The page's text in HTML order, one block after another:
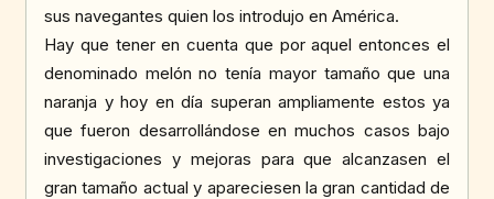
sus navegantes quien los introdujo en América.
Hay que tener en cuenta que por aquel entonces el
denominado melón no tenía mayor tamaño que una
naranja y hoy en día superan ampliamente estos ya
que fueron desarrollándose en muchos casos bajo
investigaciones y mejoras para que alcanzasen el
gran tamaño actual y apareciesen la gran cantidad de